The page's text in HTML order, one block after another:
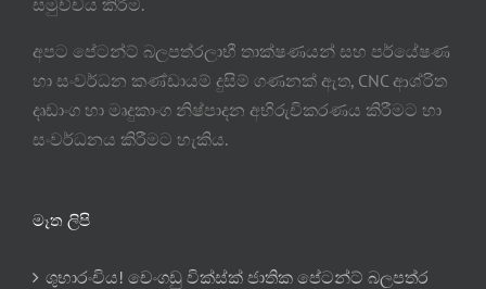
අපට පේටන්ට් බලපත්රලාභී තාක්ෂණයන් සහ පර්යේෂණ
හා සංවර්ධන කණ්ඩායම් දුසිම් ගණනක් ඇත, CNC ආශ්රිත
දෘඩාංග හා මෘදුකාංග නිෂ්පාදන අභිරුචිකරණය කිරීමට හා
සංවර්ධනය කිරීමට හැකිය.
මෑත ලිපි
ශුභාරංචිය! චෙංගඩු වික්ස්ක් ජාතික පේටන්ට් බලපත්ර